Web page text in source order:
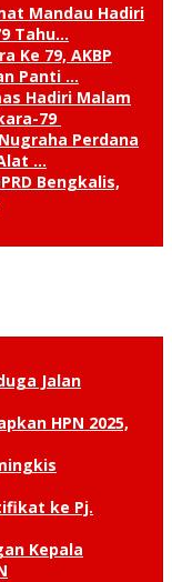
Mandau Hadiri
Tahu…
Ke 79, AKBP
Panti …
Hadiri Malam
79
Perdana
…
Bengkalis,
Jalan
HPN 2025,
ke Pj.
Kepala